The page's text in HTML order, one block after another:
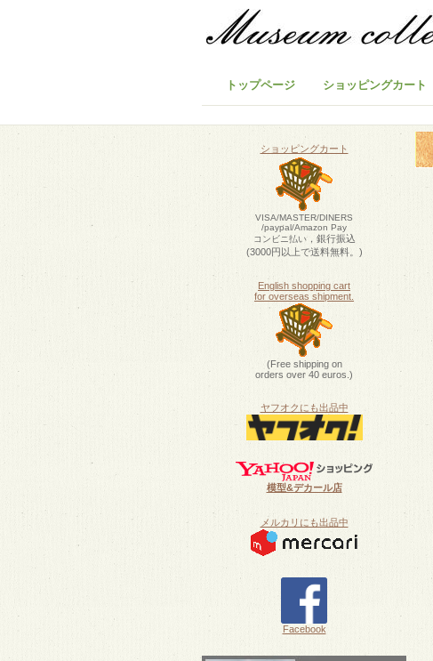
トップページ ショッピングカート
ショッピングカート
VISA/MASTER/DINERS
/paypal/Amazon Pay
コンビニ払い，銀行振込
(3000円以上で送料無料。)
English shopping cart
for overseas shipment.
(Free shipping on
orders over 40 euros.)
ヤフオクにも出品中
模型&デカール店
メルカリにも出品中
Facebook